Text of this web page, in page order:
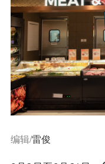
编辑/雷俊